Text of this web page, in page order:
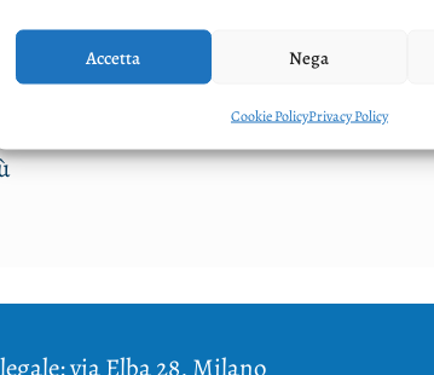
Accetta Nega
Cookie PolicyPrivacy Policy
via Elba 28, Milano